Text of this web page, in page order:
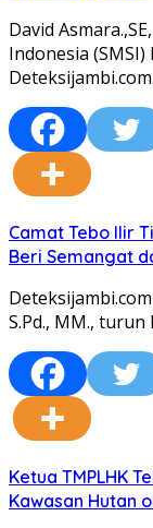
David
Indonesia
Camat Tebo Ilir
Beri Semangat
S.Pd., MM.,
Ketua TMPLHK
Kawasan Hutan